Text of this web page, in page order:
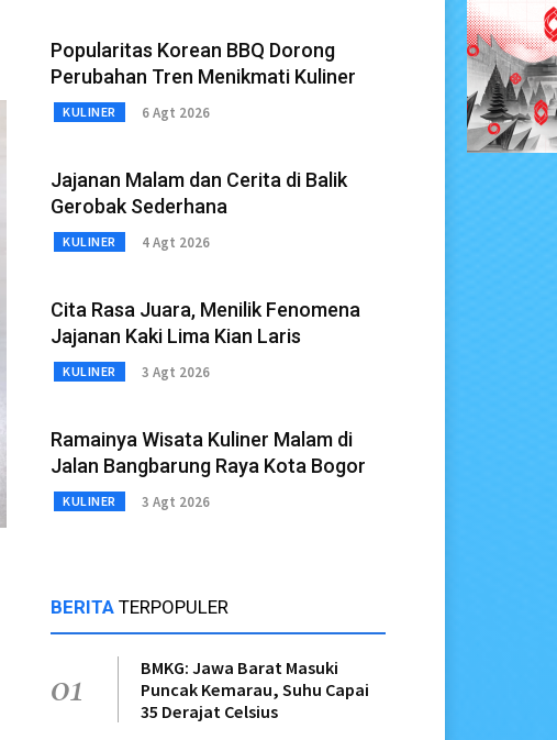
Popularitas Korean BBQ Dorong
Perubahan Tren Menikmati Kuliner
KULINER 6 Agt 2026
Jajanan Malam dan Cerita di Balik
Gerobak Sederhana
KULINER 4 Agt 2026
Cita Rasa Juara, Menilik Fenomena
Jajanan Kaki Lima Kian Laris
KULINER 3 Agt 2026
Ramainya Wisata Kuliner Malam di
Jalan Bangbarung Raya Kota Bogor
KULINER 3 Agt 2026
BERITA TERPOPULER
01
BMKG: Jawa Barat Masuki
Puncak Kemarau, Suhu Capai
35 Derajat Celsius